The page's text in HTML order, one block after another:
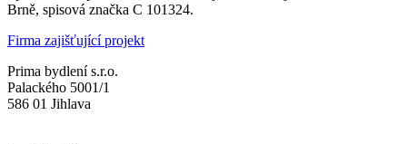
Brně, spisová značka C 101324.
Firma zajišťující projekt
Prima bydlení s.r.o.
Palackého 5001/1
586 01 Jihlava